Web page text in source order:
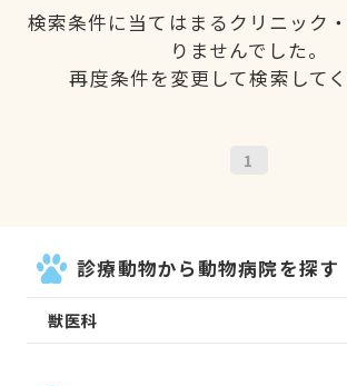
検索条件に当てはまるクリニック
りませんでした。
再度条件を変更して検索してく
1
診療動物から動物病院を探す
獣医科